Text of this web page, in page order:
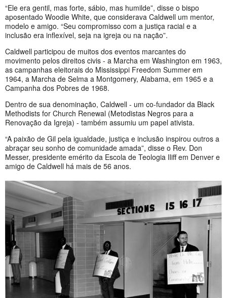
“Ele era gentil, mas forte, sábio, mas humilde”, disse o bispo
aposentado Woodie White, que considerava Caldwell um mentor,
modelo e amigo. “Seu compromisso com a justiça racial e a
inclusão era inflexível, seja na igreja ou na nação”.
Caldwell participou de muitos dos eventos marcantes do
movimento pelos direitos civis - a Marcha em Washington em 1963,
as campanhas eleitorais do Mississippi Freedom Summer em
1964, a Marcha de Selma a Montgomery, Alabama, em 1965 e a
Campanha dos Pobres de 1968.
Dentro de sua denominação, Caldwell - um co-fundador da Black
Methodists for Church Renewal (Metodistas Negros para a
Renovação da Igreja) - também assumiu um papel ativista.
“A paixão de Gil pela igualdade, justiça e inclusão inspirou outros a
abraçar seu sonho de comunidade amada”, disse o Rev. Don
Messer, presidente emérito da Escola de Teologia Iliff em Denver e
amigo de Caldwell há mais de 56 anos.